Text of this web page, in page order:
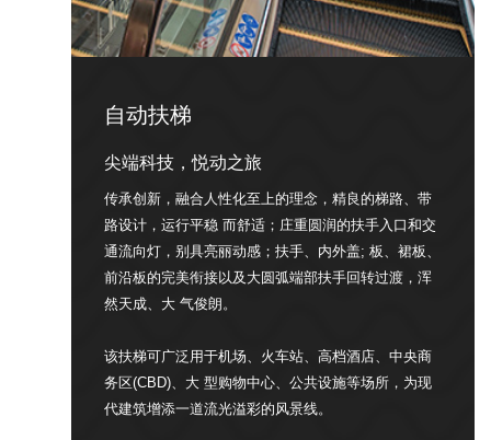
自动扶梯
尖端科技，悦动之旅
传承创新，融合人性化至上的理念，精良的梯路、带
路设计，运行平稳 而舒适；庄重圆润的扶手入口和交
通流向灯，别具亮丽动感；扶手、内外盖; 板、裙板、
前沿板的完美衔接以及大圆弧端部扶手回转过渡，浑
然天成、大 气俊朗。
该扶梯可广泛用于机场、火车站、高档酒店、中央商
务区(CBD)、大 型购物中心、公共设施等场所，为现
代建筑增添一道流光溢彩的风景线。